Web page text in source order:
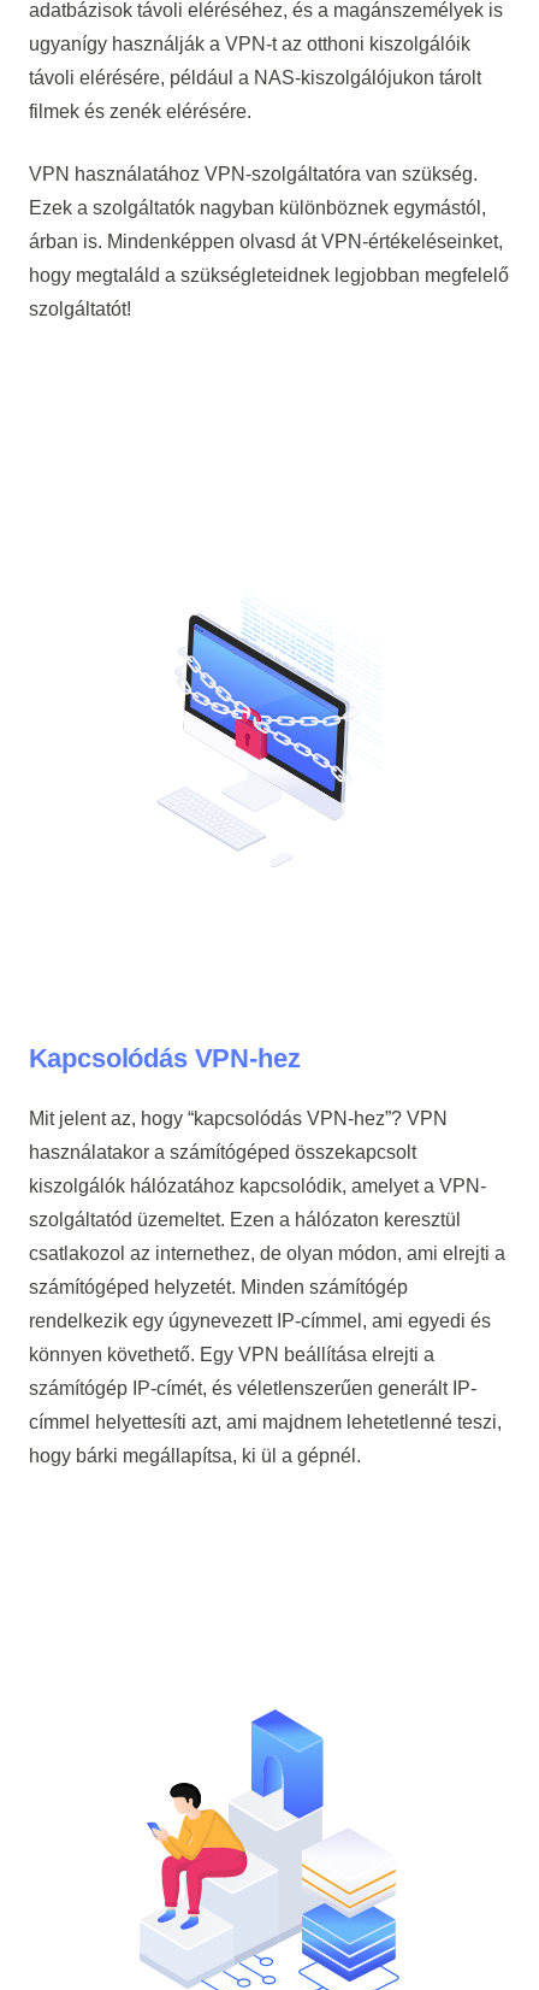
adatbázisok távoli eléréséhez, és a magánszemélyek is
ugyanígy használják a VPN-t az otthoni kiszolgálóik
távoli elérésére, például a NAS-kiszolgálójukon tárolt
filmek és zenék elérésére.
VPN használatához VPN-szolgáltatóra van szükség.
Ezek a szolgáltatók nagyban különböznek egymástól,
árban is. Mindenképpen olvasd át VPN-értékeléseinket,
hogy megtaláld a szükségleteidnek legjobban megfelelő
szolgáltatót!
Kapcsolódás VPN-hez
Mit jelent az, hogy “kapcsolódás VPN-hez”? VPN
használatakor a számítógéped összekapcsolt
kiszolgálók hálózatához kapcsolódik, amelyet a VPN-
szolgáltatód üzemeltet. Ezen a hálózaton keresztül
csatlakozol az internethez, de olyan módon, ami elrejti a
számítógéped helyzetét. Minden számítógép
rendelkezik egy úgynevezett IP-címmel, ami egyedi és
könnyen követhető. Egy VPN beállítása elrejti a
számítógép IP-címét, és véletlenszerűen generált IP-
címmel helyettesíti azt, ami majdnem lehetetlenné teszi,
hogy bárki megállapítsa, ki ül a gépnél.